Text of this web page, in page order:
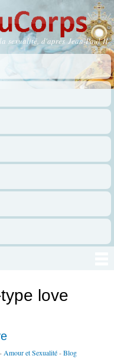
sexualité, d'après Jean-Paul II
love
Amour et Sexualité-Blog